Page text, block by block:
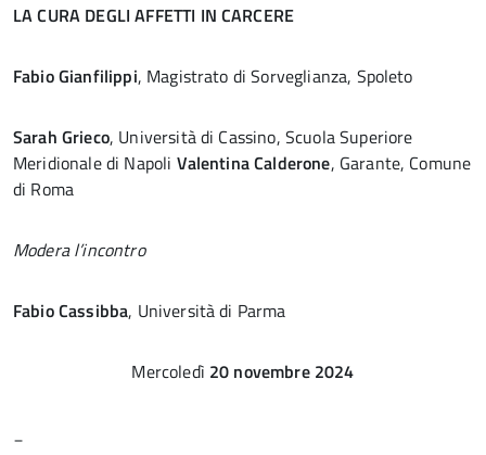
LA CURA DEGLI AFFETTI IN CARCERE
Fabio Gianfilippi, Magistrato di Sorveglianza, Spoleto
Sarah Grieco, Università di Cassino, Scuola Superiore
Meridionale di Napoli Valentina Calderone, Garante, Comune
di Roma
Modera l’incontro
Fabio Cassibba, Università di Parma
Mercoledì 20 novembre 2024